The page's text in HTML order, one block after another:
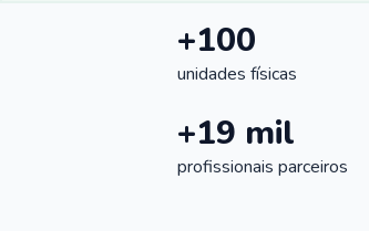
+100
unidades físicas
+19 mil
profissionais parceiros